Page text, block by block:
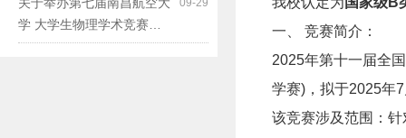
09-29
学 大学生物理学术竞赛…
一、 竞赛简介：
2025年第十一届全
学赛)，拟于2025年
该竞赛涉及范围：